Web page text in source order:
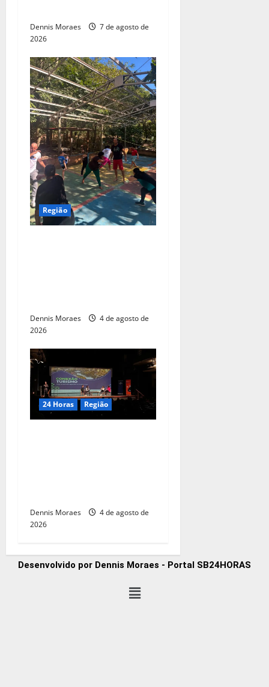
Dennis Moraes
7 de agosto de
2026
Região
Dennis Moraes
4 de agosto de
2026
24 Horas Região
Dennis Moraes
4 de agosto de
2026
Desenvolvido por Dennis Moraes - Portal SB24HORAS